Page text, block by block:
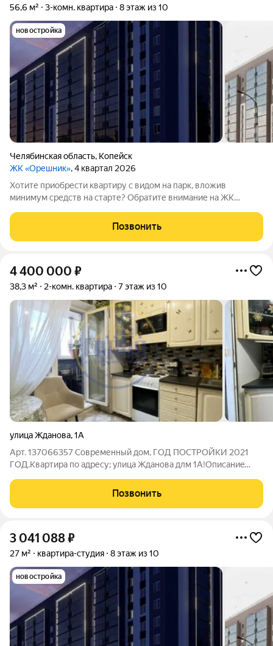
56,6 м² 3-комн. квартира 8 этаж из 10
новостройка
Челябинская область, Копейск
ЖК «Орешник», 4 квартал 2026
Хотите приобрести квартиру с видом на парк, вложив
минимум средств на старте? Обратите внимание на ЖК
отсюда удобно выезжать в Челябинск, а поблизости есть всё,
что нужно для комфортной жизни:
Позвонить
4 400 000 ₽
38,3 м² 2-комн. квартира 7 этаж из 10
улица Жданова,1А
Арт. 137066357 Современный дом, ГОД ПОСТРОЙКИ 2021
ГОД.Квартира по адресу; улица Жданова длм 1А!Oпиcаниe
Застекленная утепленная лоджия 5 м Натяжные
потолкиЛинолеум на полуПреимущества:Развитая
Позвонить
3 041 088₽
27 м² квартира-студия 8 этаж из 10
новостройка